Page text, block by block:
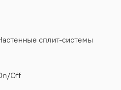
сплит-системы
Off